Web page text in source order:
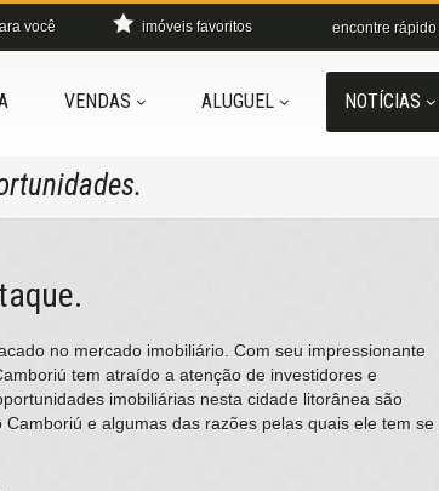
você encontre rápido
imóveis favoritos
VENDAS ALUGUEL NOTÍCIAS
no mercado imobiliário. Com seu impressionante
tem atraído a atenção de investidores e
imobiliárias nesta cidade litorânea são
e algumas das razões pelas quais ele tem se